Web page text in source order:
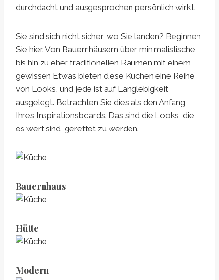
durchdacht und ausgesprochen persönlich wirkt.
Sie sind sich nicht sicher, wo Sie landen? Beginnen
Sie hier. Von Bauernhäusern über minimalistische
bis hin zu eher traditionellen Räumen mit einem
gewissen Etwas bieten diese Küchen eine Reihe
von Looks, und jede ist auf Langlebigkeit
ausgelegt. Betrachten Sie dies als den Anfang
Ihres Inspirationsboards. Das sind die Looks, die
es wert sind, gerettet zu werden.
Bauernhaus
Hütte
Modern